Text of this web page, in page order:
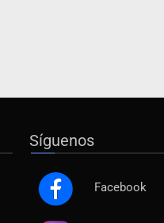
Síguenos
Facebook